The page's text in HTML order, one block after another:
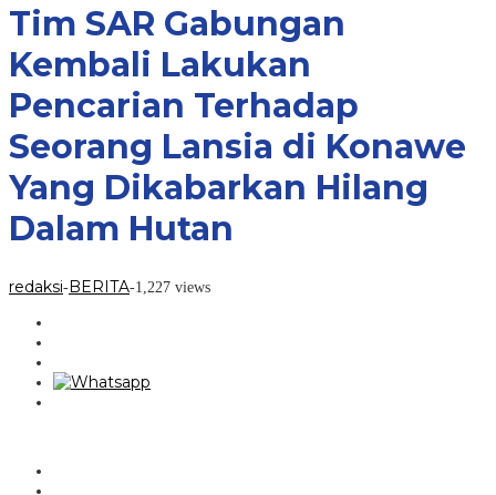
Tim SAR Gabungan
Kembali Lakukan
Pencarian Terhadap
Seorang Lansia di Konawe
Yang Dikabarkan Hilang
Dalam Hutan
redaksi-BERITA-1,227 views